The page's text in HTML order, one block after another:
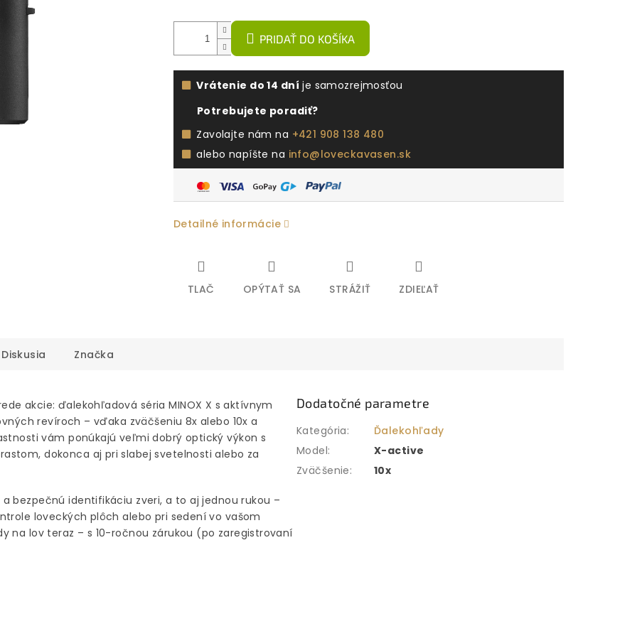
PRIDAŤ DO KOŠÍKA
Vrátenie do 14 dní je samozrejmosťou
Potrebujete poradiť?
Zavolajte nám na +421 908 138 480
alebo napíšte na info@loveckavasen.sk
Detailné informácie
TLAČ OPÝTAŤ SA STRÁŽIŤ ZDIEĽAŤ
Diskusia Značka
akcie: ďalekohľadová séria MINOX X s aktívnym
revíroch – vďaka zväčšeniu 8x alebo 10x a
vám ponúkajú veľmi dobrý optický výkon s
dokonca aj pri slabej svetelnosti alebo za
bezpečnú identifikáciu zveri, a to aj jednou rukou –
loveckých plôch alebo pri sedení vo vašom
na lov teraz – s 10-ročnou zárukou (po zaregistrovaní
Dodatočné parametre
Kategória:
Ďalekohľady
Model:
X-active
Zväčšenie: 10x